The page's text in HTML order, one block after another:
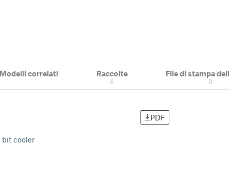
Modelli correlati Raccolte
6
File di stampa
0
PDF
bit cooler